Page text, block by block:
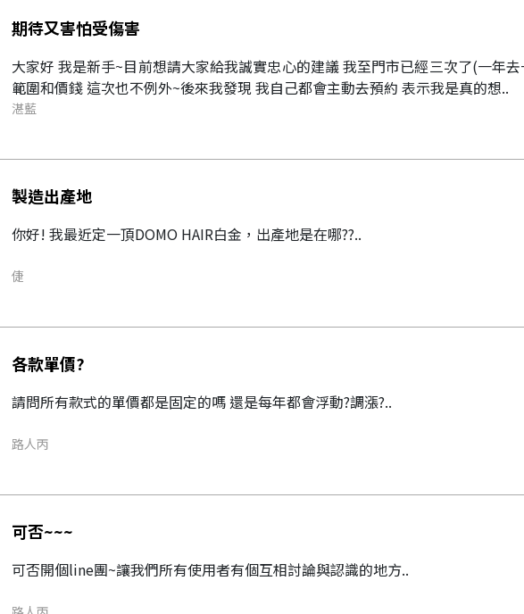
期待又害怕受傷害
大家好 我是新手~目前想請大家給我誠實忠心的建議 我至門市已經三次了(一年
範圍和價錢 這次也不例外~後來我發現 我自己都會主動去預約 表示我是真的想..
湛藍
製造出產地
你好! 我最近定一頂DOMO HAIR白金，出產地是在哪??..
倢
各款單價?
請問所有款式的單價都是固定的嗎 還是每年都會浮動?調漲?..
路人丙
可否~~~
可否開個line團~讓我們所有使用者有個互相討論與認識的地方..